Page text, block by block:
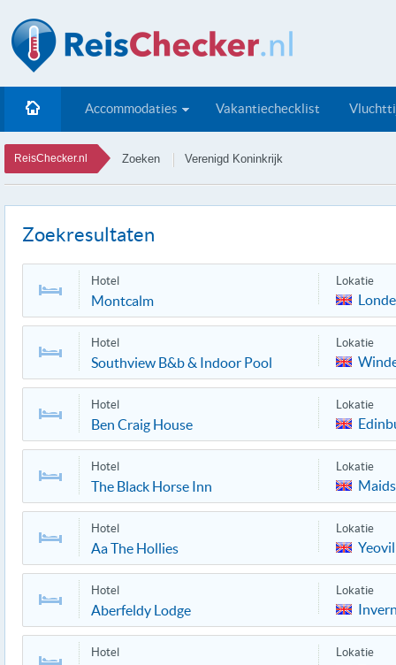
Accommodaties Vakantiechecklist
ReisChecker.nl Zoeken Verenigd Koninkrijk
Zoekresultaten
Hotel
Montcalm
Lokatie
Hotel
Southview B&b & Indoor Pool
Lokatie
Hotel
Ben Craig House
Lokatie
Hotel
The Black Horse Inn
Lokatie
Hotel
Aa The Hollies
Lokatie
Yeovil
Hotel
Aberfeldy Lodge
Lokatie
Hotel Lokatie